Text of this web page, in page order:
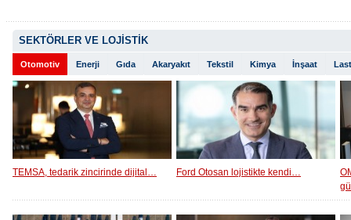
SEKTÖRLER VE LOJİSTİK
Otomotiv Enerji Gıda Akaryakıt Tekstil Kimya İnşaat
TEMSA, tedarik zincirinde dijital… Ford Otosan lojistikte kendi…